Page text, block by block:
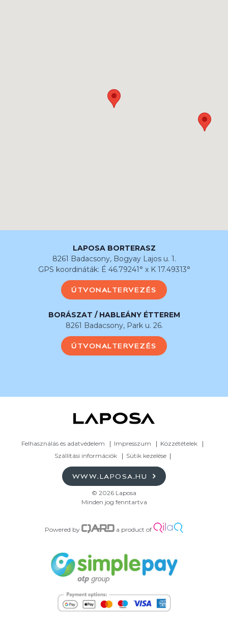
LAPOSA BORTERASZ
8261 Badacsony, Bogyay Lajos u. 1.
GPS koordináták: É 46.79241° x K 17.49313°
ÚTVONALTERVEZÉS
BORÁSZAT / HABLEÁNY ÉTTEREM
8261 Badacsony, Park u. 26.
ÚTVONALTERVEZÉS
Felhasználás és adatvédelem Impresszum
Közzétételek
Szállítási információk
Sütik kezelése
WWW.LAPOSA.HU
© 2026 Laposa
Minden jog fenntartva
Powered by a product of